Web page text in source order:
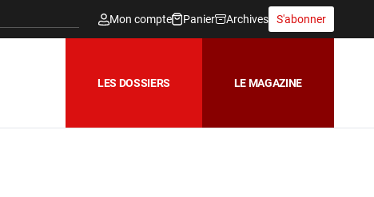
Mon compte Panier Archives S'abonner
LES DOSSIERS LE MAGAZINE